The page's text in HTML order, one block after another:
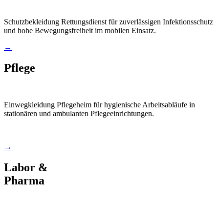
Schutzbekleidung Rettungsdienst für zuverlässigen Infektionsschutz
und hohe Bewegungsfreiheit im mobilen Einsatz.
→
Pflege
Einwegkleidung Pflegeheim für hygienische Arbeitsabläufe in
stationären und ambulanten Pflegeeinrichtungen.
→
Labor &
Pharma